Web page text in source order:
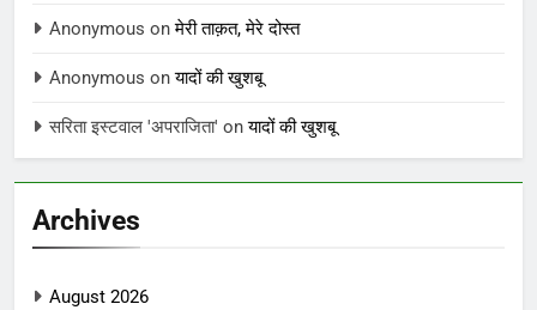
Anonymous onमेरी ताक़त, मेरे दोस्त
Anonymous onयादों की खुशबू
सरिता इस्टवाल 'अपराजिता' onयादों की खुशबू
Archives
August 2026